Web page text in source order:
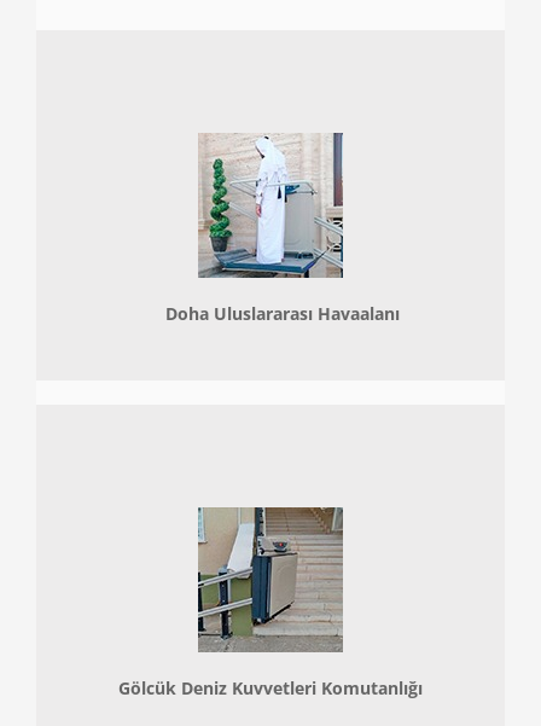
Doha Uluslararası Havaalanı
Gölcük Deniz Kuvvetleri Komutanlığı